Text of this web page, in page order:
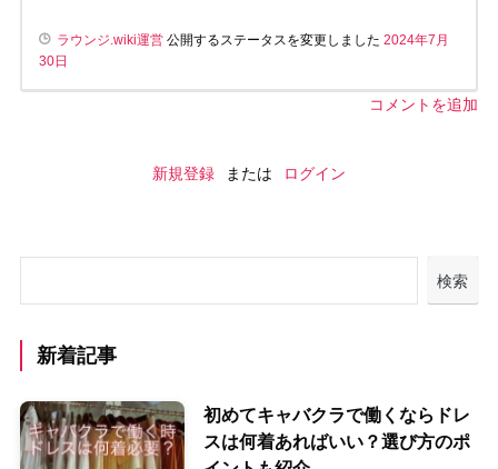
ラウンジ.wiki運営公開するステータスを変更しました 2024年7月
30日
コメントを追加
新規登録 または ログイン
検索
新着記事
初めてキャバクラで働くならドレ
スは何着あればいい？選び方のポ